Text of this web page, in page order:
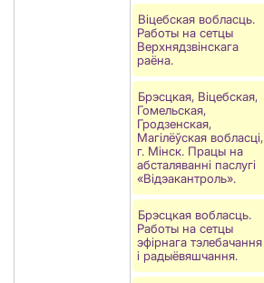
Віцебская вобласць.
Работы на сетцы
Верхнядзвінскага
раёна.
Брэсцкая, Віцебская,
Гомельская,
Гродзенская,
Магілёўская вобласці,
г. Мінск. Працы на
абсталяванні паслугі
«Відэакантроль».
Брэсцкая вобласць.
Работы на сетцы
эфірнага тэлебачання
і радыёвяшчання.